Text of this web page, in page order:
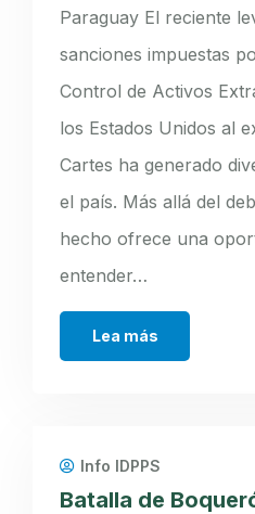
Paraguay El reciente
sanciones impuestas
Control de Activos
los Estados Unidos al
Cartes ha generado
el país. Más allá del
hecho ofrece una
entender…
Lea más
Info IDPPS
Batalla de